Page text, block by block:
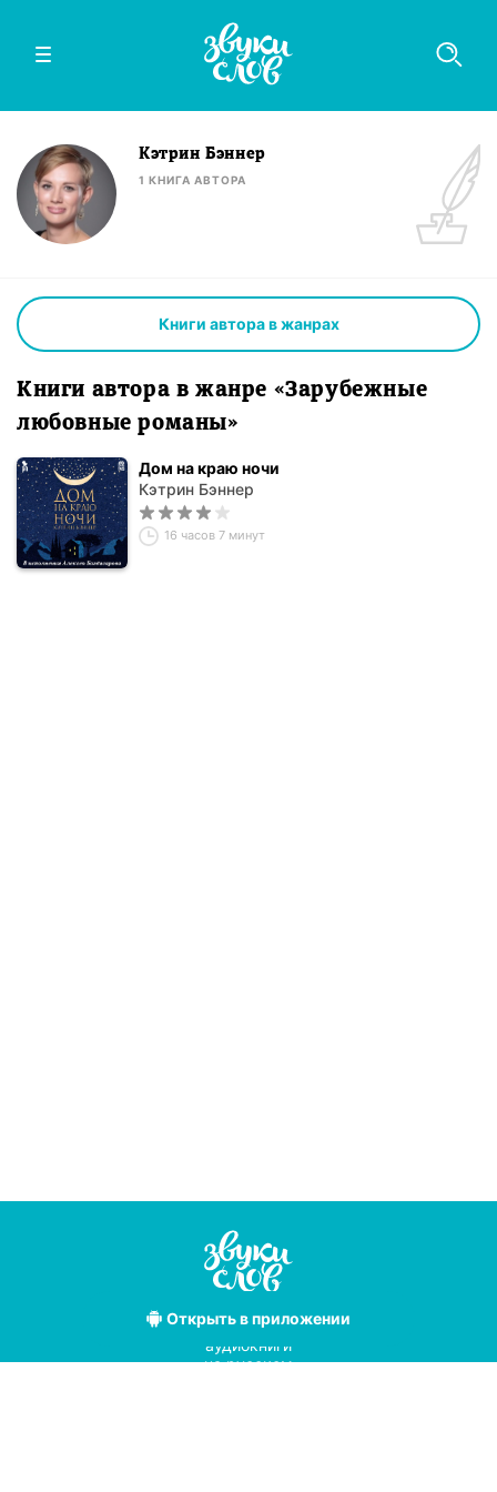
Кэтрин Бэннер
1 КНИГА АВТОРА
Книги автора в жанрах
Книги автора в жанре «Зарубежные
любовные романы»
Дом на краю ночи
Кэтрин Бэннер
16 часов 7 минут
Открытьв приложении
Лучшие
аудиокниги
на русском